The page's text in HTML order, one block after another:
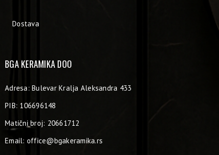
Dostava
BGA KERAMIKA DOO
Adresa: Bulevar Kralja Aleksandra 433
PIB: 106696148
Matični broj: 20661712
Email: office@bgakeramika.rs